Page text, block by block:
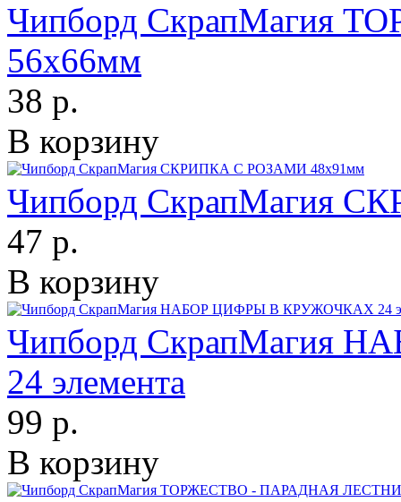
Чипборд СкрапМагия
56х66мм
38 р.
В корзину
Чипборд СкрапМагия
47 р.
В корзину
Чипборд СкрапМагия
24 элемента
99 р.
В корзину